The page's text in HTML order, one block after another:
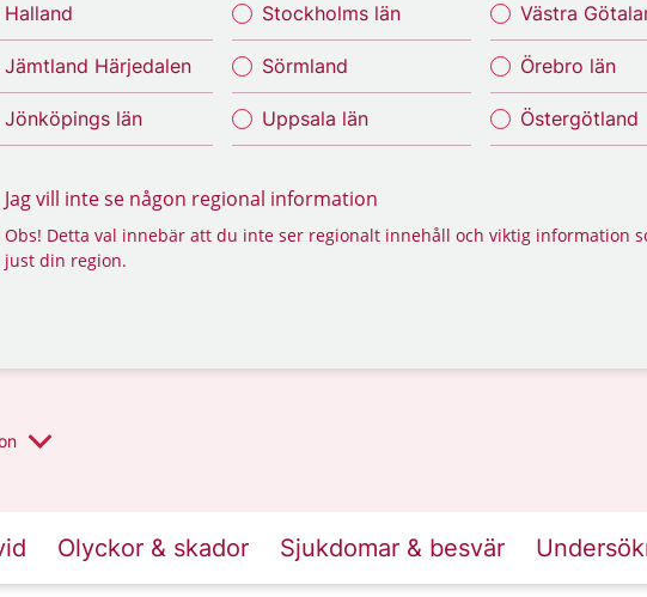
Halland
Jämtland Härjedalen
Jönköpings län
Stockholms län
Sörmland
Uppsala län
Västra
Örebro län
Östergötland
Jag vill inte se någon regional information
Obs! Detta val innebär att du inte ser regionalt innehåll och viktig information
just din region.
Olyckor & skador Sjukdomar & besvär